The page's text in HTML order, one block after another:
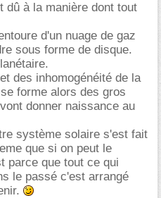
dû à la manière dont tout
d'un nuage de gaz
sous forme de disque.
des inhomogénéité de la
forme alors des gros
donner naissance au
système solaire s'est fait
que si on peut le
parce que tout ce qui
le passé c'est arrangé